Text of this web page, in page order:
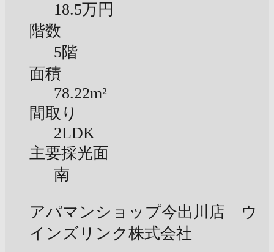
18.5万円
階数
5階
面積
78.22m²
間取り
2LDK
主要採光面
南
アパマンショップ今出川店 ウ
インズリンク株式会社